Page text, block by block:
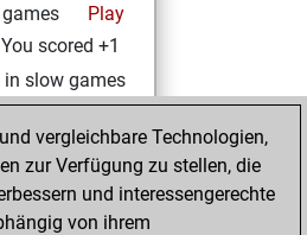
Play
You scored +1
in slow games
3, 2021
You won
vergleichbare Technologien,
zur Verfügung zu stellen, die
und interessengerechte
von ihrem